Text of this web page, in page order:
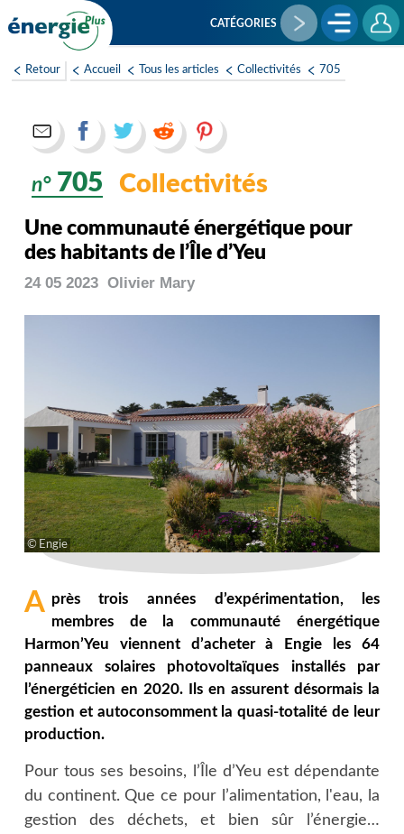
au
CATÉGORIES
Retour Accueil Tous les articles Collectivités 705
n° 705 Collectivités
Une communauté énergétique pour
des habitants de l’Île d’Yeu
24 05 2023 Olivier Mary
Engie
A près trois années d’expérimentation, les
membres de la communauté énergétique
Harmon’Yeu viennent d’acheter à Engie les 64
panneaux solaires photovoltaïques installés par
l’énergéticien en 2020. Ils en assurent désormais la
gestion et autoconsomment la quasi-totalité de leur
production.
Pour tous ses besoins, l’Île d’Yeu est dépendante
du continent. Que ce pour l’alimentation, l'eau, la
gestion des déchets, et bien sûr l’énergie…